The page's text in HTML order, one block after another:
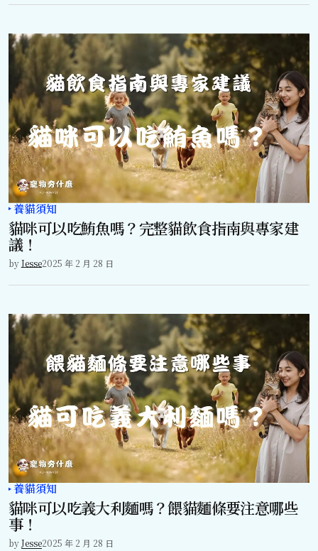
養貓須知
貓咪可以吃鮪魚嗎？完整貓飲食指南與專家建
議！
byJesse2025 年 2 月 28 日
養貓須知
貓咪可以吃義大利麵嗎？餵貓麵條要注意哪些
事！
byJesse2025 年 2 月 28 日